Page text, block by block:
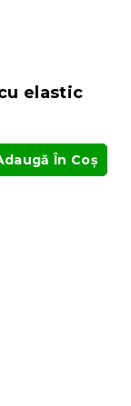
elastic
În Coş